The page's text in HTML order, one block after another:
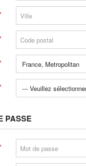
PASSE